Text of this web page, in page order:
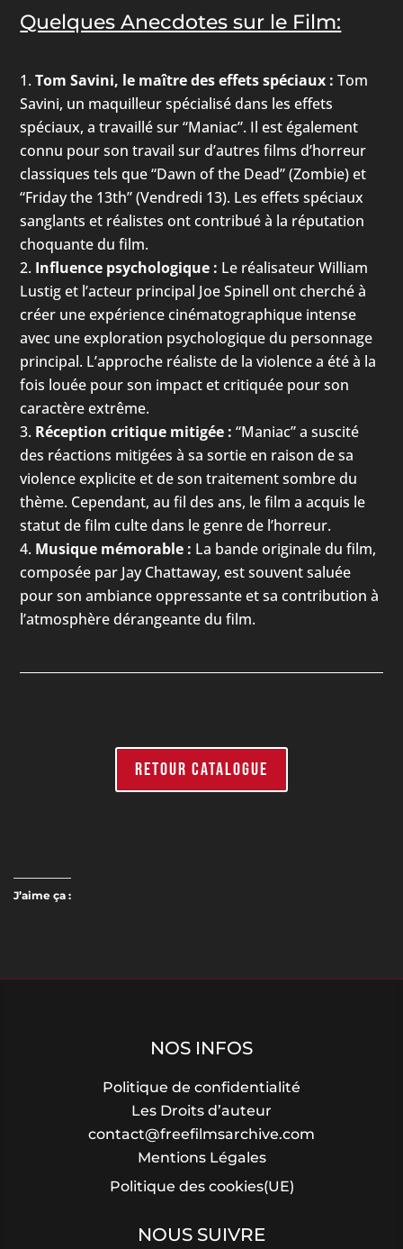
Quelques Anecdotes sur le Film:
Tom Savini, le maître des effets spéciaux : Tom
Savini, un maquilleur spécialisé dans les effets
spéciaux, a travaillé sur “Maniac”. Il est également
connu pour son travail sur d’autres films d’horreur
classiques tels que “Dawn of the Dead” (Zombie) et
“Friday the 13th” (Vendredi 13). Les effets spéciaux
sanglants et réalistes ont contribué à la réputation
choquante du film.
Influence psychologique : Le réalisateur William
Lustig et l’acteur principal Joe Spinell ont cherché à
créer une expérience cinématographique intense
avec une exploration psychologique du personnage
principal. L’approche réaliste de la violence a été à la
fois louée pour son impact et critiquée pour son
caractère extrême.
Réception critique mitigée : “Maniac” a suscité
des réactions mitigées à sa sortie en raison de sa
violence explicite et de son traitement sombre du
thème. Cependant, au fil des ans, le film a acquis le
statut de film culte dans le genre de l’horreur.
Musique mémorable : La bande originale du film,
composée par Jay Chattaway, est souvent saluée
pour son ambiance oppressante et sa contribution à
l’atmosphère dérangeante du film.
RETOUR CATALOGUE
J’aime ça :
NOS INFOS
Politique de confidentialité
Les Droits d’auteur
contact@freefilmsarchive.com
Mentions Légales
Politique des cookies(UE)
NOUS SUIVRE